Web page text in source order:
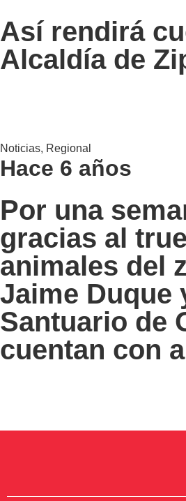
Así rendirá
Alcaldía de
Noticias, Regional
Hace 6 años
Por una
gracias al
animales del
Jaime Duque
Santuario de
cuentan con